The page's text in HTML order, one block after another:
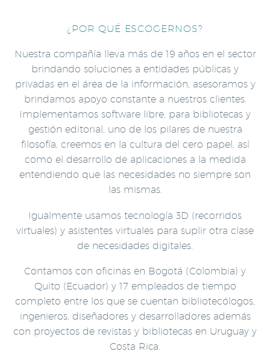
¿POR QUÉ ESCOGERNOS?
Nuestra compañía lleva más de 19 años en el sector
brindando soluciones a entidades públicas y
privadas en el área de la información, asesoramos y
brindamos apoyo constante a nuestros clientes.
Implementamos software libre, para bibliotecas y
gestión editorial, uno de los pilares de nuestra
filosofía, creemos en la cultura del cero papel, así
como el desarrollo de aplicaciones a la medida
entendiendo que las necesidades no siempre son
las mismas.
Igualmente usamos tecnología 3D (recorridos
virtuales) y asistentes virtuales para suplir otra clase
de necesidades digitales.
Contamos con oficinas en Bogotá (Colombia) y
Quito (Ecuador) y 17 empleados de tiempo
completo entre los que se cuentan bibliotecólogos,
ingenieros, diseñadores y desarrolladores además
con proyectos de revistas y bibliotecas en Uruguay y
Costa Rica.